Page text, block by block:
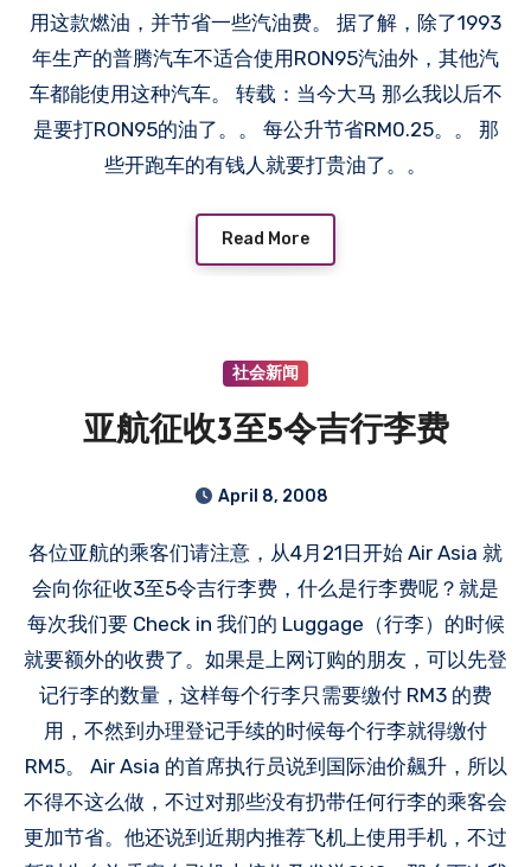
用这款燃油，并节省一些汽油费。 据了解，除了1993
年生产的普腾汽车不适合使用RON95汽油外，其他汽
车都能使用这种汽车。 转载：当今大马 那么我以后不
是要打RON95的油了。。 每公升节省RM0.25。。 那
些开跑车的有钱人就要打贵油了。。
Read More
社会新闻
亚航征收3至5令吉行李费
April 8, 2008
各位亚航的乘客们请注意，从4月21日开始 Air Asia 就
会向你征收3至5令吉行李费，什么是行李费呢？就是
每次我们要 Check in 我们的 Luggage（行李）的时候
就要额外的收费了。如果是上网订购的朋友，可以先登
记行李的数量，这样每个行李只需要缴付 RM3 的费
用，不然到办理登记手续的时候每个行李就得缴付
RM5。 Air Asia 的首席执行员说到国际油价飆升，所以
不得不这么做，不过对那些没有扔带任何行李的乘客会
更加节省。他还说到近期内推荐飞机上使用手机，不过